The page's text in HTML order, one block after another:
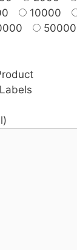
10000
50000